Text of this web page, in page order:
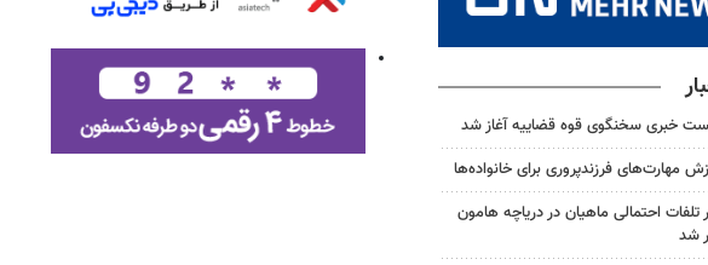
خبری سخنگوی قوه قضاییه آغاز شد
مهارت‌های فرزندپروری برای خانواده‌ها
تلفات احتمالی ماهیان در دریاچه هامون
شد